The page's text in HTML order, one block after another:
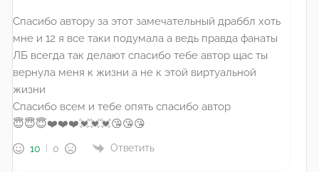
Спасибо автору за этот замечательный драббл хоть
мне и 12 я все таки подумала а ведь правда фанаты
ЛБ всегда так делают спасибо тебе автор щас ты
вернула меня к жизни а не к этой виртуальной
жизни
Спасибо всем и тебе опять спасибо автор
😇😇😇❤️❤️❤️💓💓💓😘😘😘
10 0 Ответить